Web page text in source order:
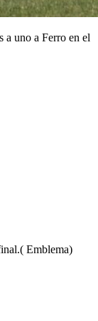
a uno a Ferro en el
Emblema)